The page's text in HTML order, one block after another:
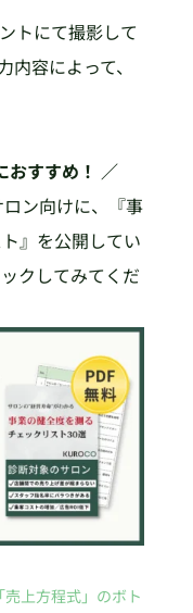
トにて撮影して
容によって、
おすすめ！ ／
ン向けに、『事
』を公開してい
クしてみてくだ
上方程式」のボト